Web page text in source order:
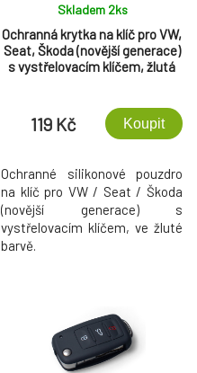
Ochranná krytka na klíč pro VW,
Seat, Škoda (novější generace)
s vystřelovacím klíčem, žlutá
Skladem 2ks
119 Kč Koupit
Ochranné silikonové pouzdro
na klíč pro VW / Seat / Škoda
(novější generace) s
vystřelovacím klíčem, ve žluté
barvě.